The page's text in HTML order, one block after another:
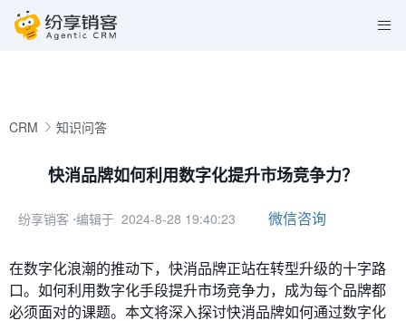
CRM 知识问答
快消品牌如何利用数字化提升市场竞争力？
纷享销客 ⋅编辑于 2024-8-28 19:40:23 微信咨询
在数字化浪潮的推动下，快消品牌正站在转型升级的十字路
口。如何利用数字化手段提升市场竞争力，成为每个品牌都
必须面对的课题。本文将深入探讨快消品牌如何通过数字化